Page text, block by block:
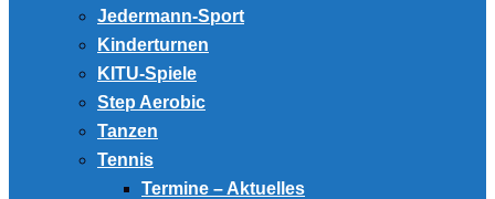
Jedermann-Sport
Kinderturnen
KITU-Spiele
Step Aerobic
Tanzen
Tennis
Termine – Aktuelles